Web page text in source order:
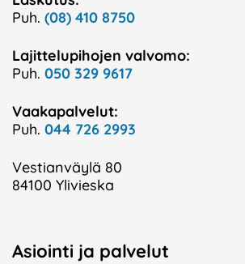
Puh. (08) 410 8750
Lajittelupihojen valvomo:
Puh. 050 329 9617
Vaakapalvelut:
Puh. 044 726 2993
Vestianväylä 80
84100 Ylivieska
Asiointi ja palvelut